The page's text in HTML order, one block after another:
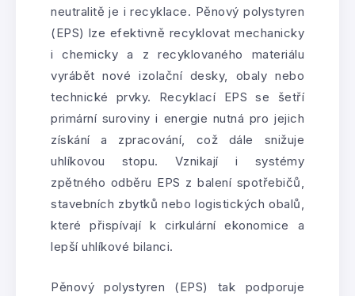
neutralitě je i recyklace. Pěnový polystyren
(EPS) lze efektivně recyklovat mechanicky
i chemicky a z recyklovaného materiálu
vyrábět nové izolační desky, obaly nebo
technické prvky. Recyklací EPS se šetří
primární suroviny i energie nutná pro jejich
získání a zpracování, což dále snižuje
uhlíkovou stopu. Vznikají i systémy
zpětného odběru EPS z balení spotřebičů,
stavebních zbytků nebo logistických obalů,
které přispívají k cirkulární ekonomice a
lepší uhlíkové bilanci.
Pěnový polystyren (EPS) tak podporuje